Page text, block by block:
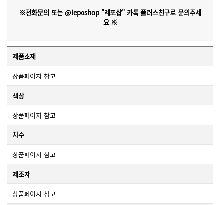
※전화문의 또는 @leposhop "레포샵" 카톡 플러스친구로 문의주세
요.※
제품소재
상품페이지 참고
색상
상품페이지 참고
치수
상품페이지 참고
제조자
상품페이지 참고